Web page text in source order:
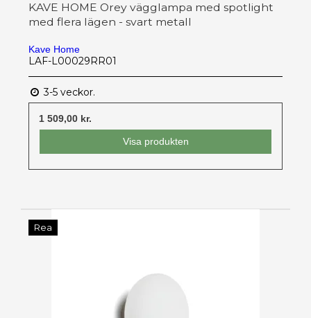
KAVE HOME Orey vägglampa med spotlight
med flera lägen - svart metall
Kave Home
LAF-L00029RR01
3-5 veckor.
1 509,00 kr.
Visa produkten
Rea